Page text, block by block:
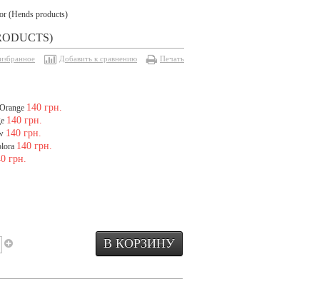
(Hends products)
Добавить к сравнению Печать
140 грн.
140 грн.
140 грн.
140 грн.
грн.